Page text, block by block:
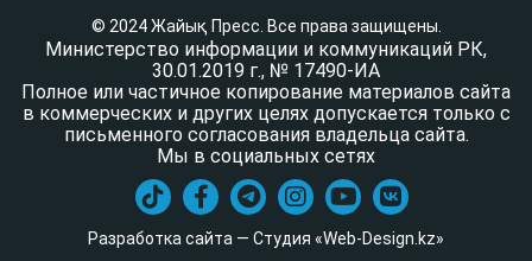
© 2024 Жайық Пресс. Все права защищены.
Министерство информации и коммуникаций РК,
30.01.2019 г., № 17490-ИА
Полное или частичное копирование материалов сайта
в коммерческих и других целях допускается только с
письменного согласования владельца сайта.
Мы в социальных сетях
Разработка сайта — Студия «Web-Design.kz»